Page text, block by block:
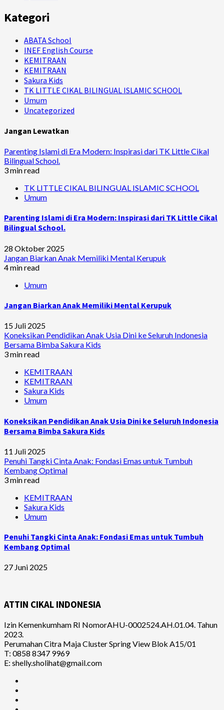
Kategori
ABATA School
INEF English Course
KEMITRAAN
KEMITRAAN
Sakura Kids
TK LITTLE CIKAL BILINGUAL ISLAMIC SCHOOL
Umum
Uncategorized
Jangan Lewatkan
Parenting Islami di Era Modern: Inspirasi dari TK Little Cikal
Bilingual School.
3 min read
TK LITTLE CIKAL BILINGUAL ISLAMIC SCHOOL
Umum
Parenting Islami di Era Modern: Inspirasi dari TK Little Cikal
Bilingual School.
28 Oktober 2025
Jangan Biarkan Anak Memiliki Mental Kerupuk
4 min read
Umum
Jangan Biarkan Anak Memiliki Mental Kerupuk
15 Juli 2025
Koneksikan Pendidikan Anak Usia Dini ke Seluruh Indonesia
Bersama Bimba Sakura Kids
3 min read
KEMITRAAN
KEMITRAAN
Sakura Kids
Umum
Koneksikan Pendidikan Anak Usia Dini ke Seluruh Indonesia
Bersama Bimba Sakura Kids
11 Juli 2025
Penuhi Tangki Cinta Anak: Fondasi Emas untuk Tumbuh
Kembang Optimal
3 min read
KEMITRAAN
Sakura Kids
Umum
Penuhi Tangki Cinta Anak: Fondasi Emas untuk Tumbuh
Kembang Optimal
27 Juni 2025
ATTIN CIKAL INDONESIA
Izin Kemenkumham RI NomorAHU-0002524.AH.01.04. Tahun
2023.
Perumahan Citra Maja Cluster Spring View Blok A15/01
T: 0858 8347 9969
E: shelly.sholihat@gmail.com